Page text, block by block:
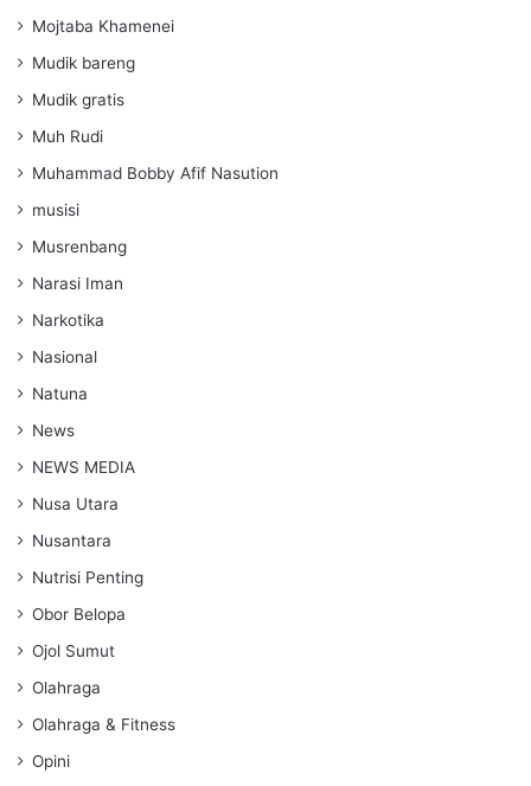
Mojtaba Khamenei
Mudik bareng
Mudik gratis
Muh Rudi
Muhammad Bobby Afif Nasution
musisi
Musrenbang
Narasi Iman
Narkotika
Nasional
Natuna
News
NEWS MEDIA
Nusa Utara
Nusantara
Nutrisi Penting
Obor Belopa
Ojol Sumut
Olahraga
Olahraga & Fitness
Opini